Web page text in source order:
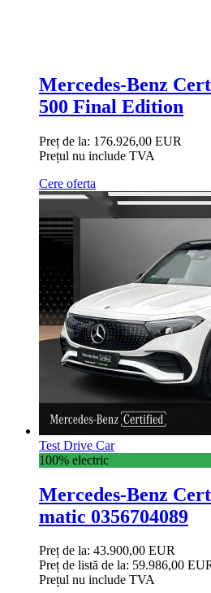
Mercedes-Benz
500 Final Edition
Preț de la: 176.926,00 EUR
Prețul nu include TVA
Cere oferta
Test Drive Car
100% electric
Mercedes-Benz
matic 0356704089
Preț de la: 43.900,00 EUR
Preț de listă de la: 59.986,00
Prețul nu include TVA